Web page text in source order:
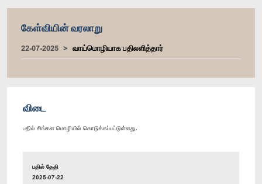
கேள்வியின் வரலாறு
22-07-2025 வாய்மொழியாக பதிலளித்தார்
விடை
பதில் சிங்கள மொழியில் கொடுக்கப்பட்டுள்ளது.
பதில் தேதி
2025-07-22